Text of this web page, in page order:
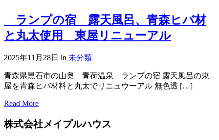
ランプの宿 露天風呂、青森ヒバ材
と丸太使用 東屋リニューアル
2025年11月28日 in 未分類
青森県黒石市の山奥 青荷温泉 ランプの宿 露天風呂の東
屋を青森ヒバ材料と丸太でリニュウーアル 無色透 […]
Read More
株式会社メイプルハウス